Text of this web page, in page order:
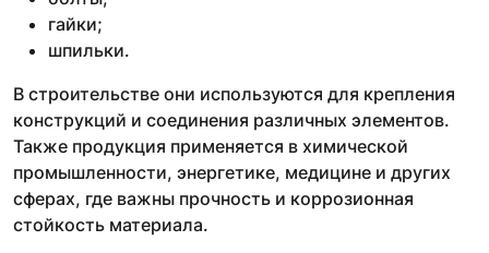
гайки;
шпильки.
В строительстве они используются для крепления
конструкций и соединения различных элементов.
Также продукция применяется в химической
промышленности, энергетике, медицине и других
сферах, где важны прочность и коррозионная
стойкость материала.